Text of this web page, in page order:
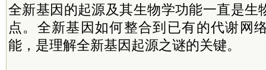
全新基因的起源及其生物学功能一直是生
点。全新基因如何整合到已有的代谢网
能，是理解全新基因起源之谜的关键。